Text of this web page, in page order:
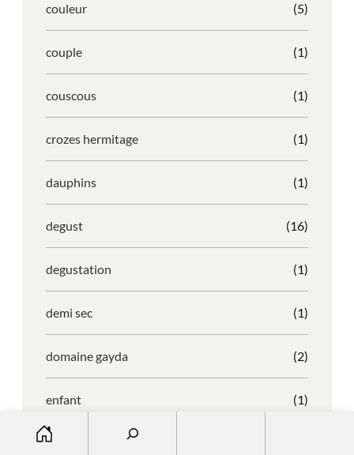
couleur (5)
couple (1)
couscous (1)
crozes hermitage (1)
dauphins (1)
degust (16)
degustation (1)
demi sec (1)
domaine gayda (2)
enfant (1)
entreprise